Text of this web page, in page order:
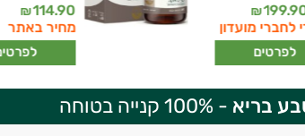
₪
לחברי מועדון
לפרטים
114.90
₪
מחיר באתר
בריא - 100% קנייה בטוחה